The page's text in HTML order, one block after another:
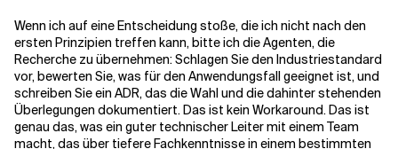
Wenn ich auf eine Entscheidung stoße, die ich nicht nach den
ersten Prinzipien treffen kann, bitte ich die Agenten, die
Recherche zu übernehmen: Schlagen Sie den Industriestandard
vor, bewerten Sie, was für den Anwendungsfall geeignet ist, und
schreiben Sie ein ADR, das die Wahl und die dahinter stehenden
Überlegungen dokumentiert. Das ist kein Workaround. Das ist
genau das, was ein guter technischer Leiter mit einem Team
macht, das über tiefere Fachkenntnisse in einem bestimmten